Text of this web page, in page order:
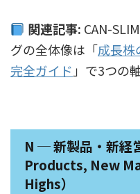
関連記事: CAN-
グの全体像は「成長株
完全ガイド」で3つの
N ─ 新製品・新経
Products, New
Highs）